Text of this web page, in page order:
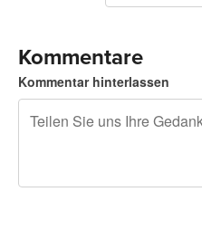
Kommentare
Kommentar hinterlassen